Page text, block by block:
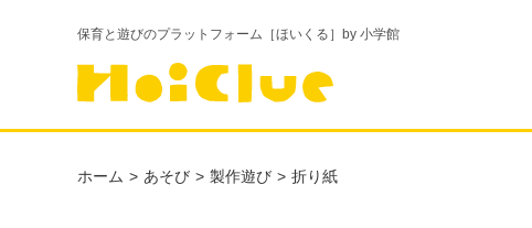
保育と遊びのプラットフォーム［ほいくる］by 小学館
ホーム あそび 製作遊び 折り紙